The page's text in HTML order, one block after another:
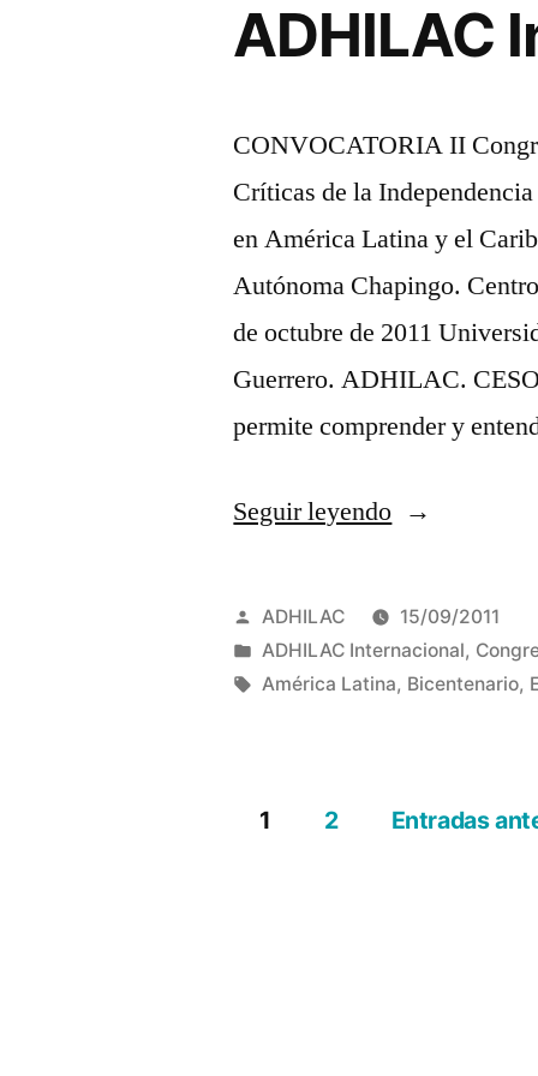
ADHILAC»
ADHILAC
CONVOCATORIA II
Críticas de la
en América Latina y el
Autónoma Chapingo.
de octubre de 2011
Guerrero. ADHILAC.
permite comprender y
Seguir leyendo«II
Internacional
sobre
Reflexiones
la
Publicado
por
ADHILAC
15/09/2011
Publicado
en
ADHILAC Internacional,
Etiquetas:
América Latina, Bicentenario,
1 2 Entradas